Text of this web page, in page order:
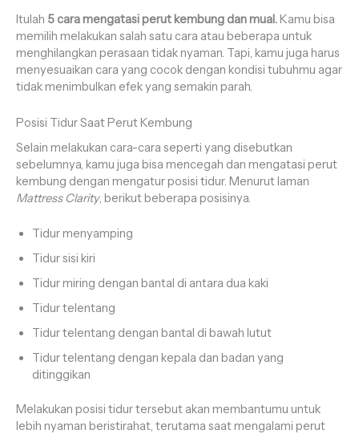
Itulah 5 cara mengatasi perut kembung dan mual.Kamu bisa
memilih melakukan salah satu cara atau beberapa untuk
menghilangkan perasaan tidak nyaman. Tapi, kamu juga harus
menyesuaikan cara yang cocok dengan kondisi tubuhmu agar
tidak menimbulkan efek yang semakin parah.
Posisi Tidur Saat Perut Kembung
Selain melakukan cara-cara seperti yang disebutkan
sebelumnya, kamu juga bisa mencegah dan mengatasi perut
kembung dengan mengatur posisi tidur. Menurut laman
Mattress Clarity, berikut beberapa posisinya.
Tidur menyamping
Tidur sisi kiri
Tidur miring dengan bantal di antara dua kaki
Tidur telentang
Tidur telentang dengan bantal di bawah lutut
Tidur telentang dengan kepala dan badan yang
ditinggikan
Melakukan posisi tidur tersebut akan membantumu untuk
lebih nyaman beristirahat, terutama saat mengalami perut